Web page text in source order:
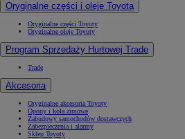
Oryginalne części i oleje Toyota
Oryginalne części Toyoty
Oryginalne oleje Toyoty
Program Sprzedaży Hurtowej Trade
Trade
Akcesoria
Oryginalne akcesoria Toyoty
Opony i koła zimowe
Zabudowy samochodów dostawczych
Zabezpieczenia i alarmy
Sklep Toyoty